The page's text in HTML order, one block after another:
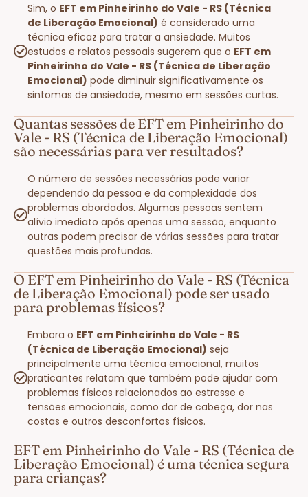
Sim, o EFT em Pinheirinho do Vale - RS (Técnica
de Liberação Emocional) é considerado uma
técnica eficaz para tratar a ansiedade. Muitos
estudos e relatos pessoais sugerem que o EFT em
Pinheirinho do Vale - RS (Técnica de Liberação
Emocional) pode diminuir significativamente os
sintomas de ansiedade, mesmo em sessões curtas.
Quantas sessões de EFT em Pinheirinho do
Vale - RS (Técnica de Liberação Emocional)
são necessárias para ver resultados?
O número de sessões necessárias pode variar
dependendo da pessoa e da complexidade dos
problemas abordados. Algumas pessoas sentem
alívio imediato após apenas uma sessão, enquanto
outras podem precisar de várias sessões para tratar
questões mais profundas.
O EFT em Pinheirinho do Vale - RS (Técnica
de Liberação Emocional) pode ser usado
para problemas físicos?
Embora o EFT em Pinheirinho do Vale - RS
(Técnica de Liberação Emocional) seja
principalmente uma técnica emocional, muitos
praticantes relatam que também pode ajudar com
problemas físicos relacionados ao estresse e
tensões emocionais, como dor de cabeça, dor nas
costas e outros desconfortos físicos.
EFT em Pinheirinho do Vale - RS (Técnica de
Liberação Emocional) é uma técnica segura
para crianças?